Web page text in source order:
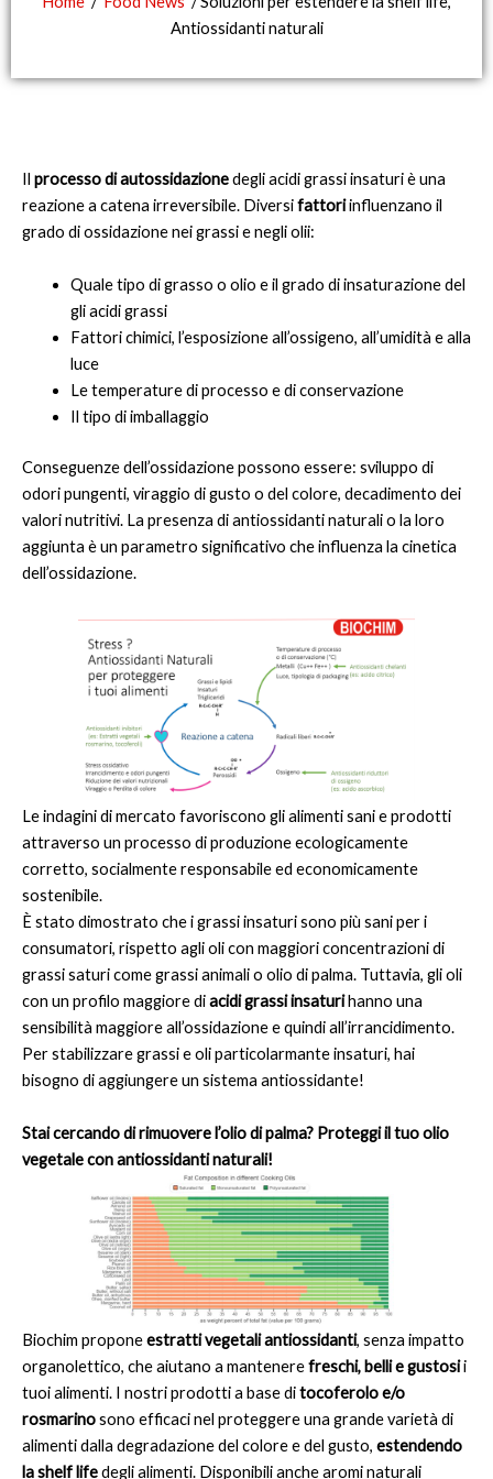
Antiossidanti naturali
Il processo di autossidazionedegli acidi grassi insaturi è una
reazione a catena irreversibile. Diversifattoriinfluenzano il
grado di ossidazione nei grassi e negli olii:
Quale tipo di grasso o olio e il grado di insaturazione del
gli acidi grassi
Fattori chimici, l’esposizione all’ossigeno, all’umidità e alla
luce
Le temperature di processo e di conservazione
Il tipo di imballaggio
Conseguenze dell’ossidazione possono essere: sviluppo di
odori pungenti, viraggio di gusto o del colore, decadimento dei
valori nutritivi. La presenza di antiossidanti naturali o la loro
aggiunta è un parametro significativo che influenza la cinetica
dell’ossidazione.
Le indagini di mercato favoriscono gli alimenti sani e prodotti
attraverso un processo di produzione ecologicamente
corretto, socialmente responsabile ed economicamente
sostenibile.
È stato dimostrato che i grassi insaturi sono più sani per i
consumatori, rispetto agli oli con maggiori concentrazioni di
grassi saturi come grassi animali o olio di palma. Tuttavia, gli oli
con un profilo maggiore diacidi grassi insaturihanno una
sensibilità maggiore all’ossidazione e quindi all’irrancidimento.
Per stabilizzare grassi e oli particolarmante insaturi, hai
bisogno di aggiungere un sistema antiossidante!
Stai cercando di rimuovere l’olio di palma? Proteggi il tuo olio
vegetale con antiossidanti naturali!
Biochim proponeestratti vegetali antiossidanti, senza impatto
organolettico, che aiutano a mantenerefreschi, belli e gustosii
tuoi alimenti. I nostri prodotti a base ditocoferolo e/o
rosmarinosono efficaci nel proteggere una grande varietà di
alimenti dalla degradazione del colore e del gusto, estendendo
la shelf lifedegli alimenti. Disponibili anche aromi naturali